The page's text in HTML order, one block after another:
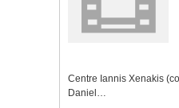
Centre Iannis Xenakis
Daniel…